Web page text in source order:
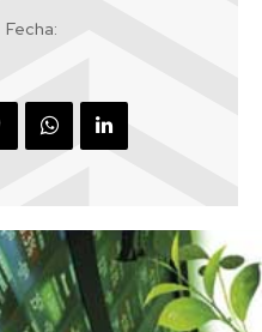
Fecha: